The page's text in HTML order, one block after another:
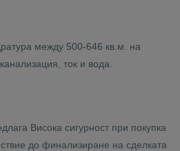
между 500-646 кв.м. на
ток и вода.
Висока сигурност при покупка
до финализиране на сделката